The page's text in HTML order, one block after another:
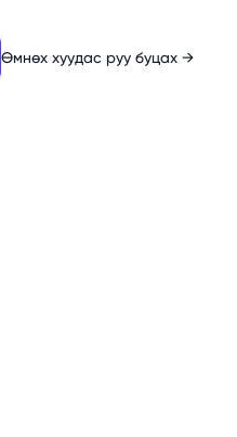
Өмнөх хуудас руу буцах →